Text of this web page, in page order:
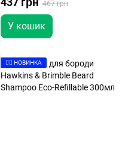
мл
467 грн
У кошик
👉🏻 НОВИНКА